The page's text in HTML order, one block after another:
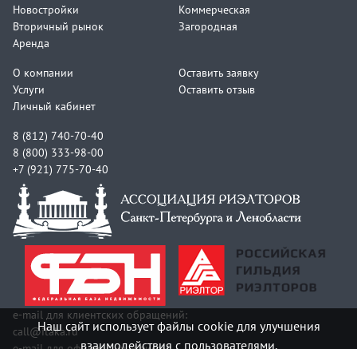
Новостройки
Вторичный рынок
Аренда
Коммерческая
Загородная
О компании
Услуги
Личный кабинет
Оставить заявку
Оставить отзыв
8 (812) 740-70-40
8 (800) 333-98-00
+7 (921) 775-70-40
e-mail для клиентских обращений:
call@itaka.ru
Наш сайт использует файлы cookie для улучшения
взаимодействия с пользователями.